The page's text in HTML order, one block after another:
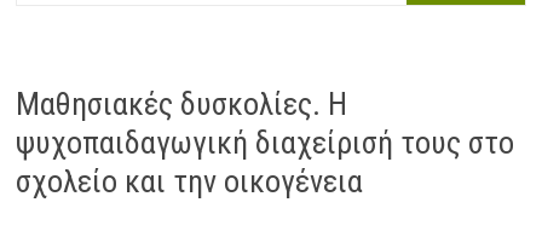
Μαθησιακές δυσκολίες. Η
ψυχοπαιδαγωγική διαχείρισή τους στο
σχολείο και την οικογένεια